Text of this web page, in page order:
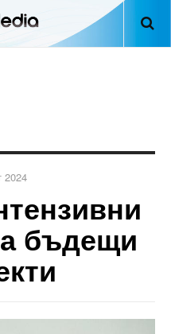
2024
бъдещи